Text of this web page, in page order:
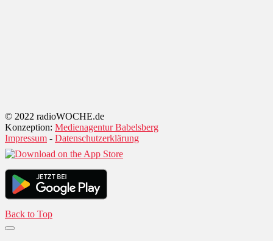
© 2022 radioWOCHE.de
Konzeption: Medienagentur Babelsberg
Impressum - Datenschutzerklärung
Back to Top